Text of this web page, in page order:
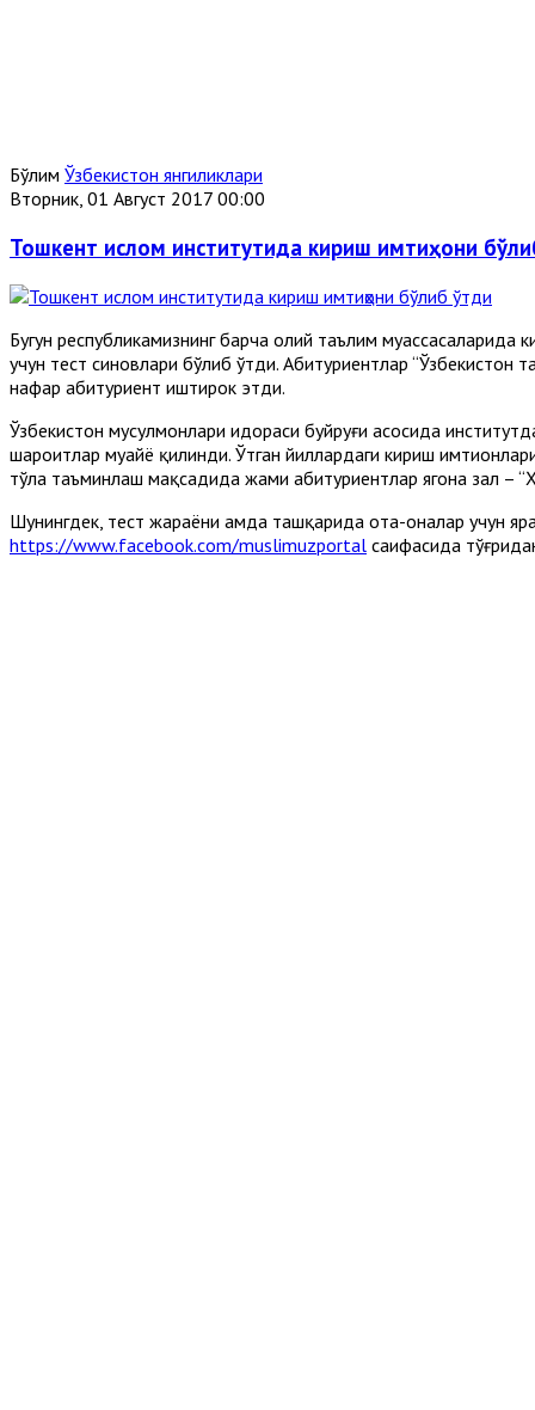
Бўлим Ўзбекистон янгиликлари
Вторник, 01 Август 2017 00:00
Тошкент ислом институтида кириш имтиҳони
Бугун республикамизнинг барча олий таълим
учун тест синовлари бўлиб ўтди. Абитуриентлар
нафар абитуриент иштирок этди.
Ўзбекистон мусулмонлари идораси буйруғи асосида
шароитлар муҳайё қилинди. Ўтган йиллардаги кириш
тўла таъминлаш мақсадида жами абитуриентлар ягона зал –
Шунингдек, тест жараёни ҳамда ташқарида ота-оналар учун
https://www.facebook.com/muslimuzportal саҳифасида